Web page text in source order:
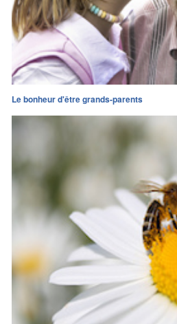
Le bonheur d'être grands-parents